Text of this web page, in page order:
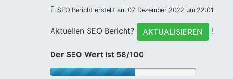
SEO Bericht erstellt am 07 Dezember 2022 um 22:01
Aktuellen SEO Bericht? AKTUALISIEREN !
Der SEO Wert ist 58/100